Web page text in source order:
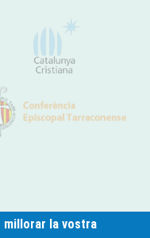
millorar la vostra